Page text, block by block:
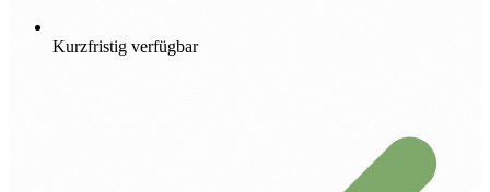
Kurzfristig verfügbar